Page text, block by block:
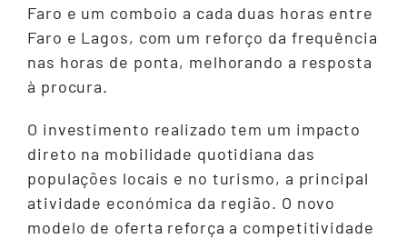
Faro e um comboio a cada duas horas entre
Faro e Lagos, com um reforço da frequência
nas horas de ponta, melhorando a resposta
à procura.
O investimento realizado tem um impacto
direto na mobilidade quotidiana das
populações locais e no turismo, a principal
atividade económica da região. O novo
modelo de oferta reforça a competitividade